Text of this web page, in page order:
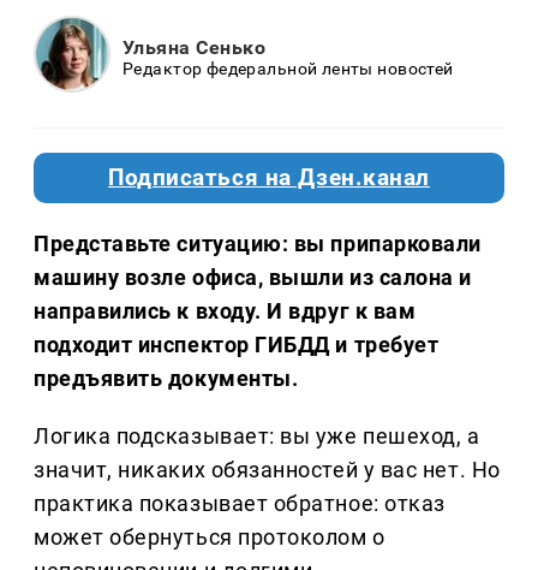
Ульяна Сенько
Редактор федеральной ленты новостей
Подписаться на Дзен.канал
Представьте ситуацию: вы припарковали
машину возле офиса, вышли из салона и
направились к входу. И вдруг к вам
подходит инспектор ГИБДД и требует
предъявить документы.
Логика подсказывает: вы уже пешеход, а
значит, никаких обязанностей у вас нет. Но
практика показывает обратное: отказ
может обернуться протоколом о